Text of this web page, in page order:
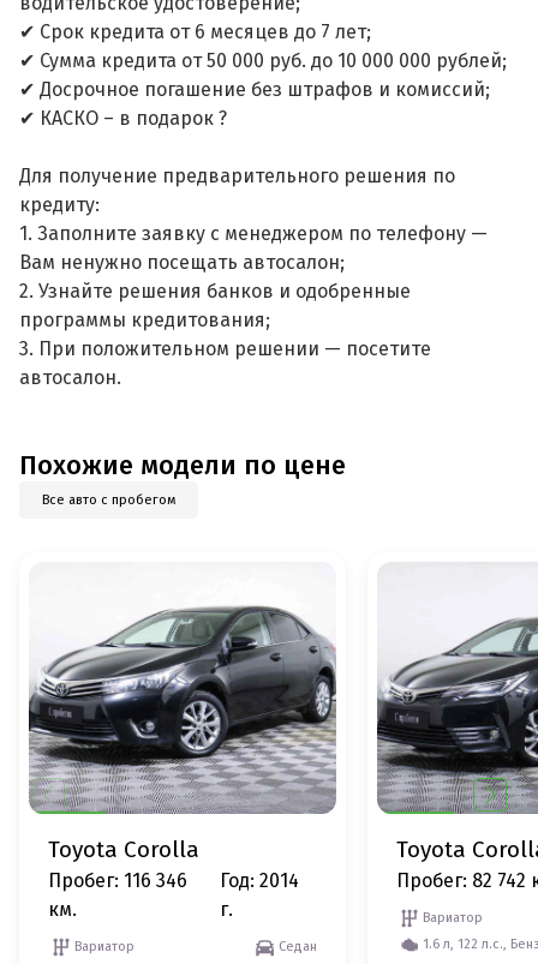
✔ Срок кредита от 6 месяцев до 7 лет;
✔ Сумма кредита от 50 000 руб. до 10 000 000 рублей;
✔ Досрочное погашение без штрафов и комиссий;
✔ КАСКО – в подарок ?
Для получение предварительного решения по
кредиту:
1. Заполните заявку с менеджером по телефону —
Вам ненужно посещать автосалон;
2. Узнайте решения банков и одобренные
программы кредитования;
3. При положительном решении — посетите
автосалон.
Похожие модели по цене
Все авто с пробегом
Toyota Corolla
Пробег: 116 346
км.
Год: 2014
г.
Вариатор
Седан
Toyota
Пробег: 82 742
Вариатор
1.6 л, 122 л.с.,